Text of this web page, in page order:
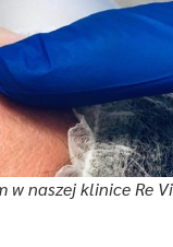
w naszej klinice Re